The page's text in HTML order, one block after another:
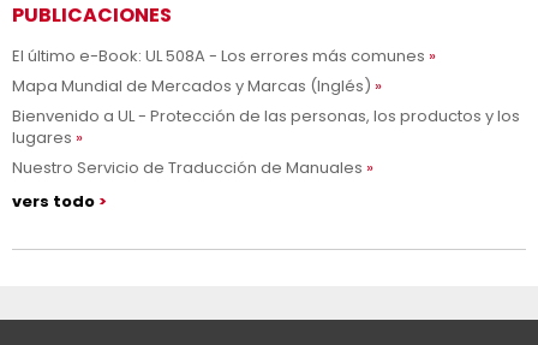
PUBLICACIONES
El último e-Book: UL 508A - Los errores más comunes
Mapa Mundial de Mercados y Marcas (Inglés)
Bienvenido a UL - Protección de las personas, los productos y los
lugares
Nuestro Servicio de Traducción de Manuales
vers todo